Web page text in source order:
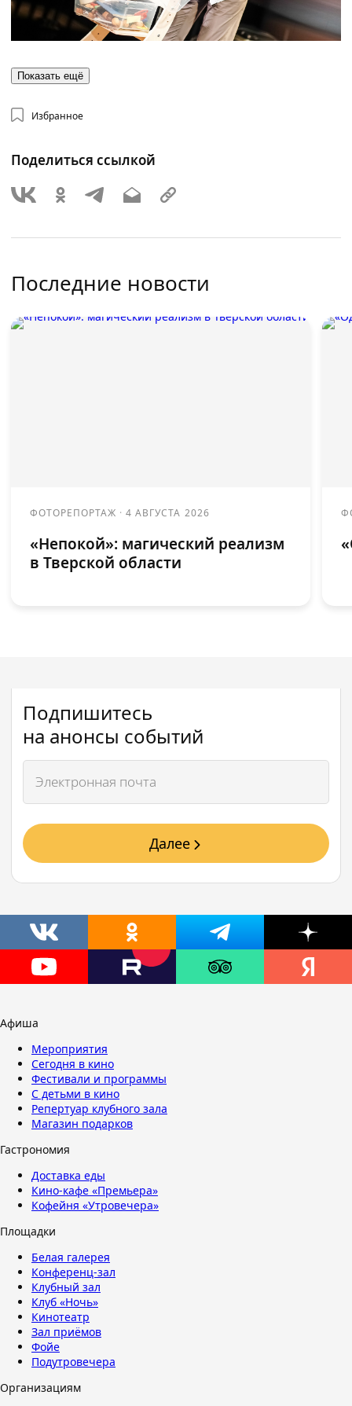
Показать ещё
Избранное
Поделиться ссылкой
Последние новости
ФОТОРЕПОРТАЖ ·4 АВГУСТА 2026
«Непокой»: магический реализм
в Тверской области
Подпишитесь
на анонсы событий
Далее
Афиша
Мероприятия
Сегодня в кино
Фестивали и программы
С детьми в кино
Репертуар клубного зала
Магазин подарков
Гастрономия
Доставка еды
Кино-кафе «Премьера»
Кофейня «Утровечера»
Площадки
Белая галерея
Конференц-зал
Клубный зал
Клуб «Ночь»
Кинотеатр
Зал приёмов
Фойе
Подутровечера
Организациям